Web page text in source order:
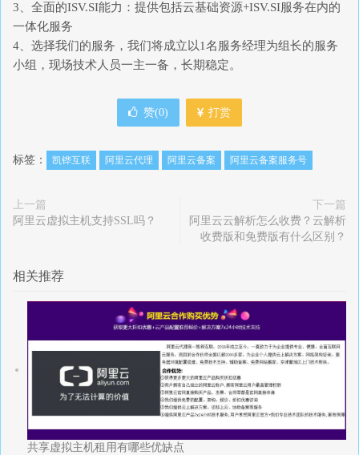
3、全面的ISV.SI能力：提供包括云基础资源+ISV.SI服务在内的
一体化服务
4、选择我们的服务，我们将成立以1名服务经理为组长的服务
小组，现场技术人员一主一备，长期稳定。
赞(0) 打赏
标签： 凯铧互联 阿里云代理 阿里云备案 阿里云备案服务号
上一篇
阿里云虚拟主机支持SSL吗？
下一篇
阿里云云解析怎么收费？云解析
收费版和免费版有什么区别？
相关推荐
共享虚拟主机租用有哪些优缺点